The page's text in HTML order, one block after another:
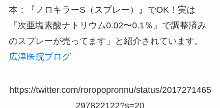
本：『ノロキラーS（スプレー）』でOK！実は
『次亜塩素酸ナトリウム0.02〜0.1％』で調整済み
のスプレーが売ってます」と紹介されています。
広津医院ブログ
https://twitter.com/roropopronnu/status/2017271465
297822122?s=20